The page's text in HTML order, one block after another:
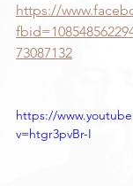
https://
73087132
https://
v=htgr3pvBr-I